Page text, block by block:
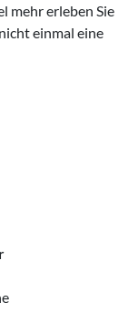
mehr erleben Sie
einmal eine